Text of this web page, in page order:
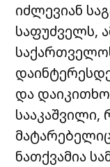
იძლევიან
საფუძველს,
და
ნათქვამია